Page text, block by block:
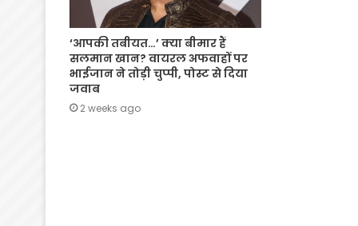
‘आपकी तबीयत…’ क्या बीमार हैं
सलमान खान? वायरल अफवाहों पर
भाईजान ने तोड़ी चुप्पी, पोस्ट से दिया
जवाब
2 weeks ago